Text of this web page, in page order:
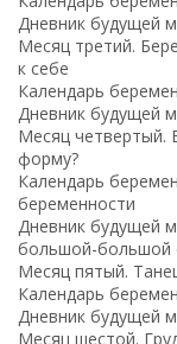
Дневник будущей
Месяц третий.
к себе
Календарь
Дневник будущей
Месяц четвертый.
форму?
Календарь
беременности
Дневник будущей
большой-большой
Месяц пятый.
Календарь
Дневник будущей
Месяц шестой.